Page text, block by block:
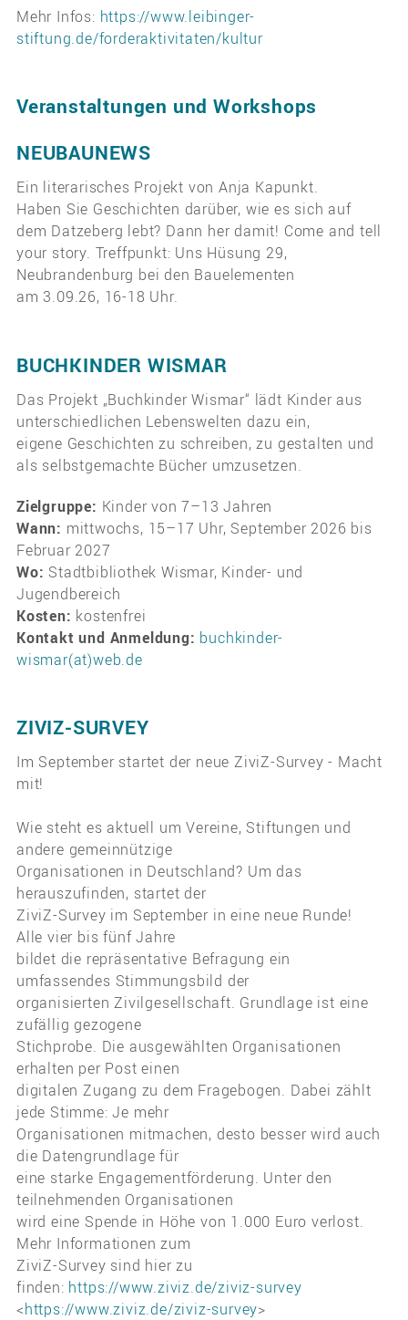
Mehr Infos: https://www.leibinger-
stiftung.de/forderaktivitaten/kultur
Veranstaltungen und Workshops
NEUBAUNEWS
Ein literarisches Projekt von Anja Kapunkt.
Haben Sie Geschichten darüber, wie es sich auf
dem Datzeberg lebt? Dann her damit! Come and tell
your story. Treffpunkt: Uns Hüsung 29,
Neubrandenburg bei den Bauelementen
am 3.09.26, 16-18 Uhr.
BUCHKINDER WISMAR
Das Projekt „Buchkinder Wismar“ lädt Kinder aus
unterschiedlichen Lebenswelten dazu ein,
eigene Geschichten zu schreiben, zu gestalten und
als selbstgemachte Bücher umzusetzen.
Zielgruppe: Kinder von 7–13 Jahren
Wann: mittwochs, 15–17 Uhr, September 2026 bis
Februar 2027
Wo: Stadtbibliothek Wismar, Kinder- und
Jugendbereich
Kosten: kostenfrei
Kontakt und Anmeldung: buchkinder-
wismar(at)web.de
ZIVIZ-SURVEY
Im September startet der neue ZiviZ-Survey - Macht
mit!
Wie steht es aktuell um Vereine, Stiftungen und
andere gemeinnützige
Organisationen in Deutschland? Um das
herauszufinden, startet der
ZiviZ-Survey im September in eine neue Runde!
Alle vier bis fünf Jahre
bildet die repräsentative Befragung ein
umfassendes Stimmungsbild der
organisierten Zivilgesellschaft. Grundlage ist eine
zufällig gezogene
Stichprobe. Die ausgewählten Organisationen
erhalten per Post einen
digitalen Zugang zu dem Fragebogen. Dabei zählt
jede Stimme: Je mehr
Organisationen mitmachen, desto besser wird auch
die Datengrundlage für
eine starke Engagementförderung. Unter den
teilnehmenden Organisationen
wird eine Spende in Höhe von 1.000 Euro verlost.
Mehr Informationen zum
ZiviZ-Survey sind hier zu
finden: https://www.ziviz.de/ziviz-survey
<https://www.ziviz.de/ziviz-survey>